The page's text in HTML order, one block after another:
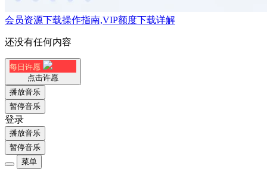
会员资源下载操作指南,VIP额度下载详解
还没有任何内容
每日许愿
点击许愿
播放音乐
暂停音乐
登录
播放音乐
暂停音乐
菜单